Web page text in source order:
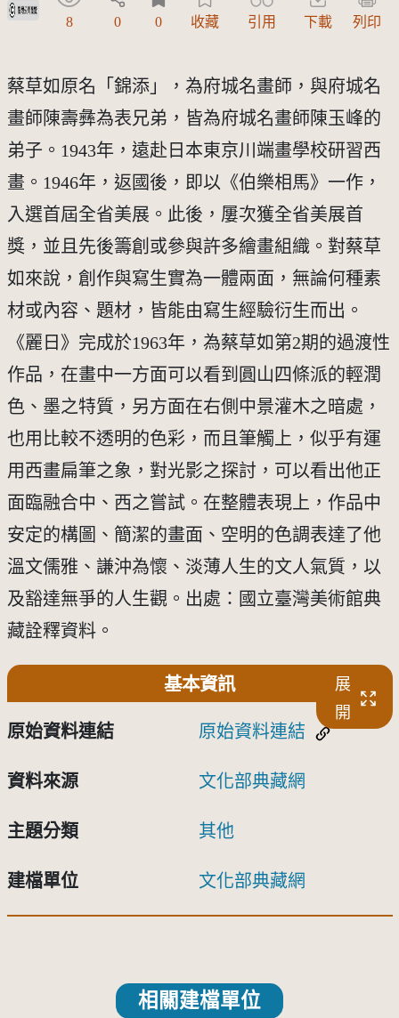
受著作權法保護-僅限於本平台有限度公開瀏覽
8 0 0 收藏 引用 下載 列印
蔡草如原名「錦添」，為府城名畫師，與府城名
畫師陳壽彝為表兄弟，皆為府城名畫師陳玉峰的
弟子。1943年，遠赴日本東京川端畫學校研習西
畫。1946年，返國後，即以《伯樂相馬》一作，
入選首屆全省美展。此後，屢次獲全省美展首
獎，並且先後籌創或參與許多繪畫組織。對蔡草
如來說，創作與寫生實為一體兩面，無論何種素
材或內容、題材，皆能由寫生經驗衍生而出。
《麗日》完成於1963年，為蔡草如第2期的過渡性
作品，在畫中一方面可以看到圓山四條派的輕潤
色、墨之特質，另方面在右側中景灌木之暗處，
也用比較不透明的色彩，而且筆觸上，似乎有運
用西畫扁筆之象，對光影之探討，可以看出他正
面臨融合中、西之嘗試。在整體表現上，作品中
安定的構圖、簡潔的畫面、空明的色調表達了他
溫文儒雅、謙沖為懷、淡薄人生的文人氣質，以
及豁達無爭的人生觀。出處：國立臺灣美術館典
藏詮釋資料。
基本資訊
展
開
原始資料連結 原始資料連結
資料來源 文化部典藏網
主題分類 其他
建檔單位 文化部典藏網
相關建檔單位